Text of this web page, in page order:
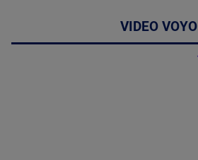
VIDEO VOYO